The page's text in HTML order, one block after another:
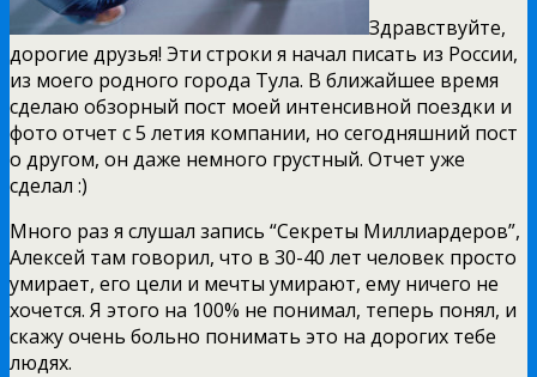
Здравствуйте,
дорогие друзья! Эти строки я начал писать из России,
из моего родного города Тула. В ближайшее время
сделаю обзорный пост моей интенсивной поездки и
фото отчет с 5 летия компании, но сегодняшний пост
о другом, он даже немного грустный. Отчет уже
сделал :)
Много раз я слушал запись “Секреты Миллиардеров”,
Алексей там говорил, что в 30-40 лет человек просто
умирает, его цели и мечты умирают, ему ничего не
хочется. Я этого на 100% не понимал, теперь понял, и
скажу очень больно понимать это на дорогих тебе
людях.